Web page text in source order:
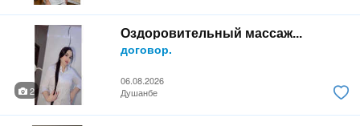
Оздоровительный массаж...
договор.
06.08.2026
2
Душанбе